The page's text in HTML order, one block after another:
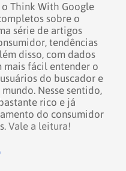
Think With Google
sobre o
série de artigos
tendências
disso, com dados
fácil entender o
do buscador e
Nesse sentido,
rico e já
do consumidor
Vale a leitura!